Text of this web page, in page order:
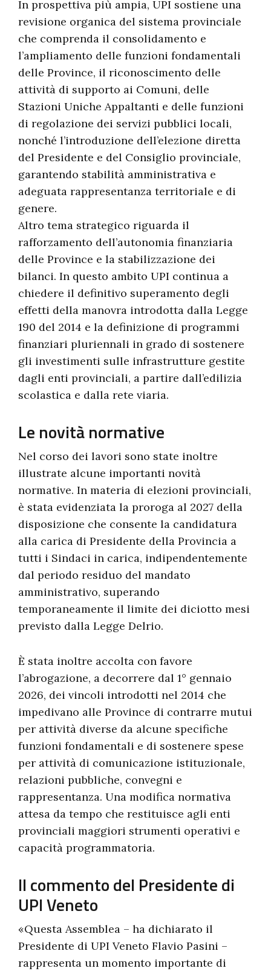
In prospettiva più ampia, UPI sostiene una
revisione organica del sistema provinciale
che comprenda il consolidamento e
l’ampliamento delle funzioni fondamentali
delle Province, il riconoscimento delle
attività di supporto ai Comuni, delle
Stazioni Uniche Appaltanti e delle funzioni
di regolazione dei servizi pubblici locali,
nonché l’introduzione dell’elezione diretta
del Presidente e del Consiglio provinciale,
garantendo stabilità amministrativa e
adeguata rappresentanza territoriale e di
genere.
Altro tema strategico riguarda il
rafforzamento dell’autonomia finanziaria
delle Province e la stabilizzazione dei
bilanci. In questo ambito UPI continua a
chiedere il definitivo superamento degli
effetti della manovra introdotta dalla Legge
190 del 2014 e la definizione di programmi
finanziari pluriennali in grado di sostenere
gli investimenti sulle infrastrutture gestite
dagli enti provinciali, a partire dall’edilizia
scolastica e dalla rete viaria.
Le novità normative
Nel corso dei lavori sono state inoltre
illustrate alcune importanti novità
normative. In materia di elezioni provinciali,
è stata evidenziata la proroga al 2027 della
disposizione che consente la candidatura
alla carica di Presidente della Provincia a
tutti i Sindaci in carica, indipendentemente
dal periodo residuo del mandato
amministrativo, superando
temporaneamente il limite dei diciotto mesi
previsto dalla Legge Delrio.
È stata inoltre accolta con favore
l’abrogazione, a decorrere dal 1° gennaio
2026, dei vincoli introdotti nel 2014 che
impedivano alle Province di contrarre mutui
per attività diverse da alcune specifiche
funzioni fondamentali e di sostenere spese
per attività di comunicazione istituzionale,
relazioni pubbliche, convegni e
rappresentanza. Una modifica normativa
attesa da tempo che restituisce agli enti
provinciali maggiori strumenti operativi e
capacità programmatoria.
Il commento del Presidente di
UPI Veneto
«Questa Assemblea – ha dichiarato il
Presidente di UPI Veneto Flavio Pasini –
rappresenta un momento importante di